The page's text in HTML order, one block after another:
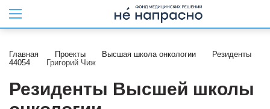
Главная Проекты Высшая школа онкологии
Резиденты
44054
Григорий Чиж
Резиденты Высшей школы